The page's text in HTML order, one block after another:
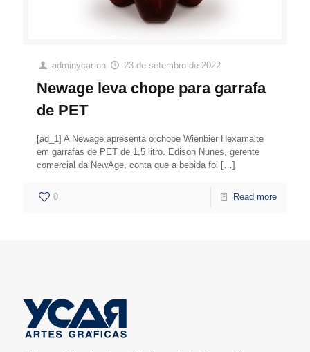
adminycar on 23 de setembro de 2022
Newage leva chope para garrafa
de PET
[ad_1] A Newage apresenta o chope Wienbier Hexamalte
em garrafas de PET de 1,5 litro. Edison Nunes, gerente
comercial da NewAge, conta que a bebida foi […]
0 Read more